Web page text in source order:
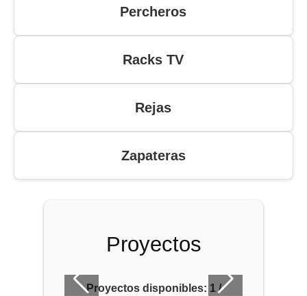
Percheros
Racks TV
Rejas
Zapateras
Proyectos
Proyectos disponibles: 1/